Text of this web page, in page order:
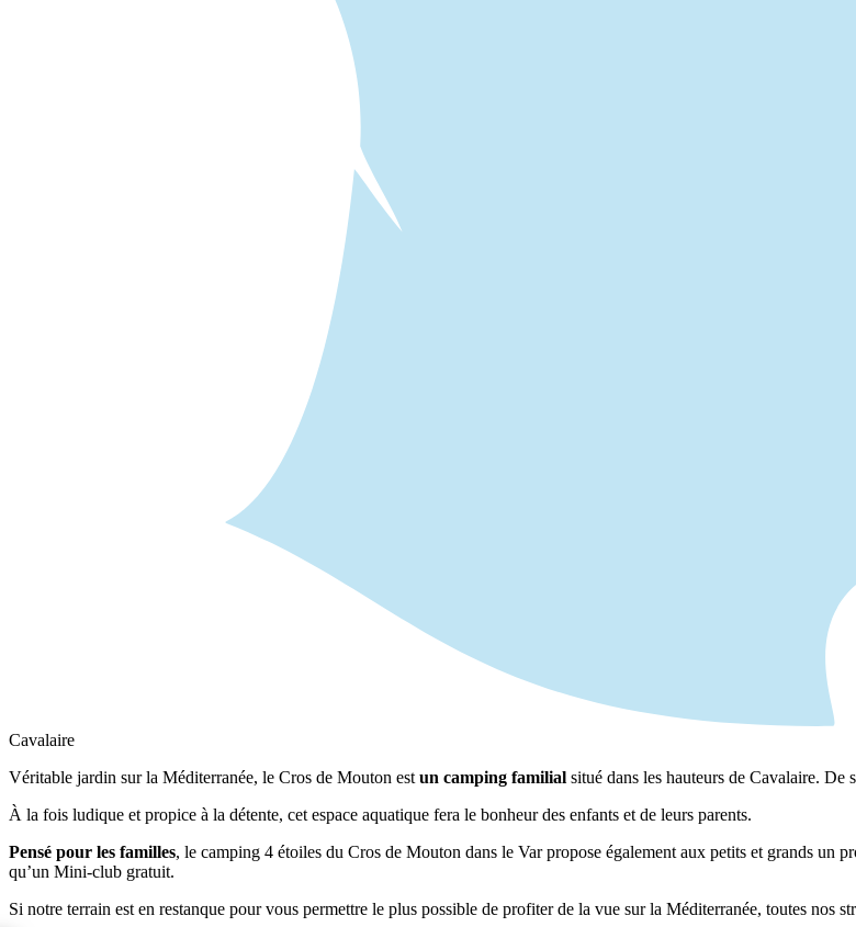
Cavalaire
Véritable jardin sur la Méditerranée, le Cros de Mouton estun camping familial situé dans les hauteurs de Cavalaire.
À la fois ludique et propice à la détente, cet espace aquatique fera le bonheur des enfants et de leurs parents.
Pensé pour les familles, le camping 4 étoiles du Cros de Mouton dans le Var propose également aux petits et grands un
qu’un Mini-club gratuit.
Si notre terrain est en restanque pour vous permettre le plus possible de profiter de la vue sur la Méditerranée, toutes nos